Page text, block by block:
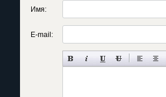
Имя:
E-mail: